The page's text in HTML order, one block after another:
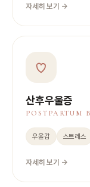
자세히 보기 →
산후우울증
POSTPARTUM
우울감 스트레스
자세히 보기 →